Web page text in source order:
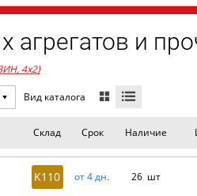
агрегатов и
4x2)
Вид каталога
Склад Срок Наличие
K110 от 4 дн. 26 шт